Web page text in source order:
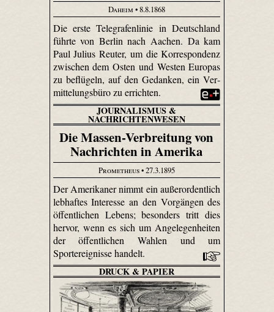
Daheim• 8.8.1868
Die erste Telegrafenlinie in Deutschland
führte von Berlin nach Aachen. Da kam
Paul Julius Reuter, um die Korrespondenz
zwischen dem Osten und Westen Europas
zu beflügeln, auf den Gedanken, ein Ver­
mittelungs­büro zu errichten.
JOURNALISMUS &
NACHRICHTENWESEN
Die Massen-Verbreitung von
Nachrichten in Amerika
Prometheus• 27.3.1895
Der Amerikaner nimmt ein außerordentlich
lebhaftes Interesse an den Vorgängen des
öffentlichen Lebens; besonders tritt dies
hervor, wenn es sich um Angelegenheiten
der öffentlichen Wahlen und um
Sportereignisse handelt.
DRUCK & PAPIER